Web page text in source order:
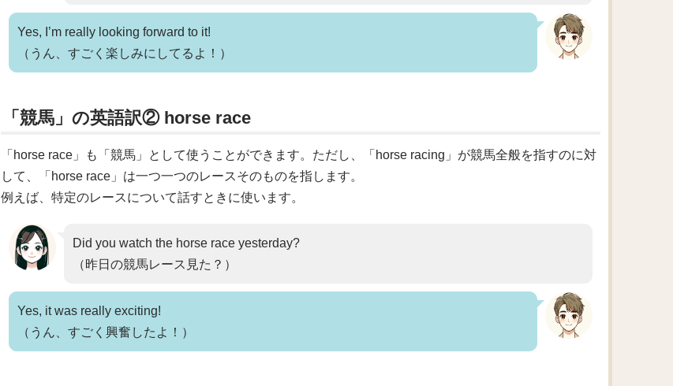
Yes, I’m really looking forward to it!
（うん、すごく楽しみにしてるよ！）
「競馬」の英語訳② horse race
「horse race」も「競馬」として使うことができます。ただし、「horse racing」が競馬全般を指すのに対
して、「horse race」は一つ一つのレースそのものを指します。
例えば、特定のレースについて話すときに使います。
Did you watch the horse race yesterday?
（昨日の競馬レース見た？）
Yes, it was really exciting!
（うん、すごく興奮したよ！）